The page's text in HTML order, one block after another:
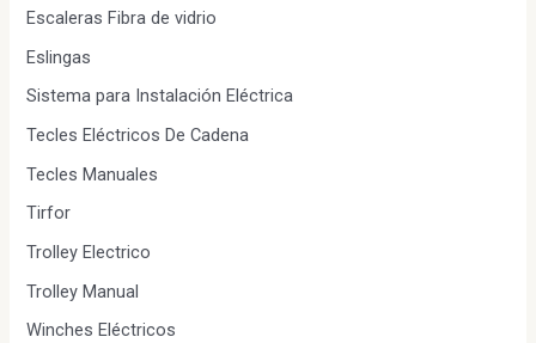
Escaleras Fibra de vidrio
Eslingas
Sistema para Instalación Eléctrica
Tecles Eléctricos De Cadena
Tecles Manuales
Tirfor
Trolley Electrico
Trolley Manual
Winches Eléctricos